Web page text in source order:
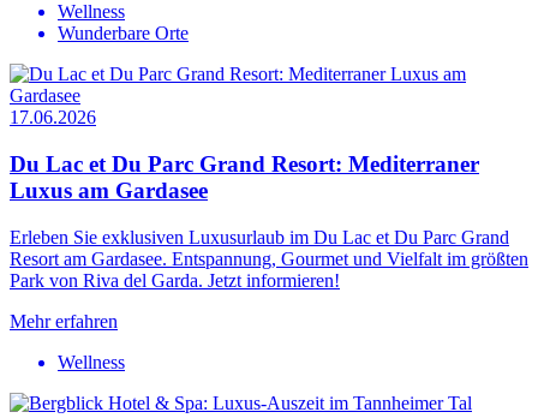
Wellness
Wunderbare Orte
17.06.2026
Du Lac et Du Parc Grand Resort: Mediterraner
Luxus am Gardasee
Erleben Sie exklusiven Luxusurlaub im Du Lac et Du Parc Grand
Resort am Gardasee. Entspannung, Gourmet und Vielfalt im größten
Park von Riva del Garda. Jetzt informieren!
Mehr erfahren
Wellness